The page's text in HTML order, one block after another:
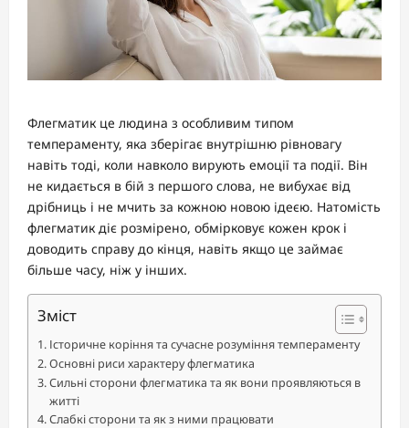
Флегматик це людина з особливим типом
темпераменту, яка зберігає внутрішню рівновагу
навіть тоді, коли навколо вирують емоції та події. Він
не кидається в бій з першого слова, не вибухає від
дрібниць і не мчить за кожною новою ідеєю. Натомість
флегматик діє розмірено, обмірковує кожен крок і
доводить справу до кінця, навіть якщо це займає
більше часу, ніж у інших.
Зміст
Історичне коріння та сучасне розуміння темпераменту
Основні риси характеру флегматика
Сильні сторони флегматика та як вони проявляються в
житті
Слабкі сторони та як з ними працювати